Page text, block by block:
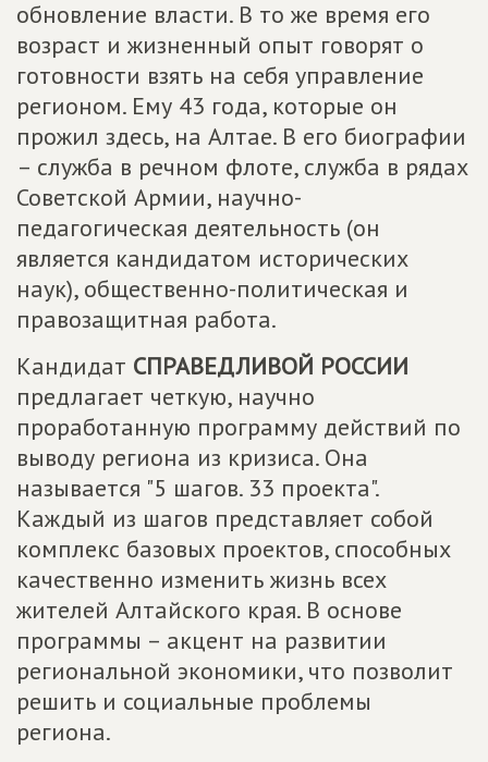
обновление власти. В то же время его
возраст и жизненный опыт говорят о
готовности взять на себя управление
регионом. Ему 43 года, которые он
прожил здесь, на Алтае. В его биографии
– служба в речном флоте, служба в рядах
Советской Армии, научно-
педагогическая деятельность (он
является кандидатом исторических
наук), общественно-политическая и
правозащитная работа.
Кандидат СПРАВЕДЛИВОЙ РОССИИ
предлагает четкую, научно
проработанную программу действий по
выводу региона из кризиса. Она
называется "5 шагов. 33 проекта".
Каждый из шагов представляет собой
комплекс базовых проектов, способных
качественно изменить жизнь всех
жителей Алтайского края. В основе
программы – акцент на развитии
региональной экономики, что позволит
решить и социальные проблемы
региона.